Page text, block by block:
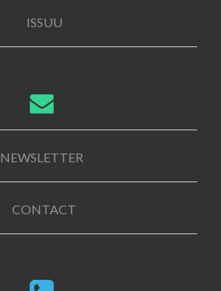
ISSUU
NEWSLETTER
CONTACT